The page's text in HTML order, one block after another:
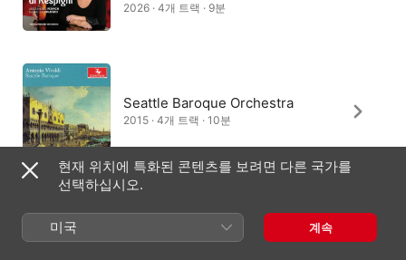
2026 · 4개 트랙 · 9분
Seattle Baroque Orchestra
2015 · 4개 트랙 · 10분
Marco Frezzato, Isabella Bison,
프란체스코 코르티
현재 위치에 특화된 콘텐츠를 보려면 다른 국가를
선택하십시오.
미국 계속